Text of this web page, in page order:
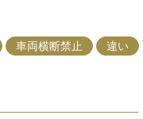
車両横断禁止 違い